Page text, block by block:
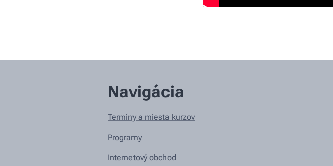
Navigácia
Termíny a miesta kurzov
Programy
Internetový obchod